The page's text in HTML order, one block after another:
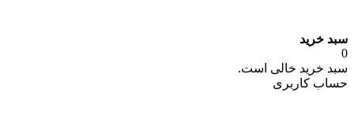
سبد خرید
0
سبد خرید خالی است.
حساب کاربری